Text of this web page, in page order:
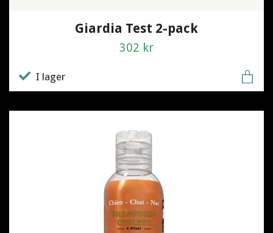
Giardia Test 2-pack
302 kr
I lager